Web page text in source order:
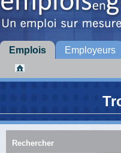
Emplois Employeurs
Rechercher